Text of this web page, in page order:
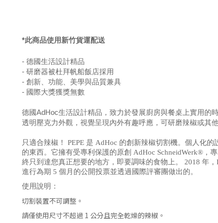
*此商品使用新竹貨運配送
- 德國生活設計精品
- 研磨器被杜拜帆船飯店採用
- 創新、功能、美學與品質兼具
- 國際大獎獲獎無數
德國AdHoc生活設計精品，致力於發展廚房與餐桌上實用的
透明壓克力外觀，視覺呈現內外有趣呼應，可研磨辣椒或其
只適合辣椒！ PEPE 是 AdHoc 的創新辣椒切割機。個人化
的東西。它擁有受專利保護的原創 AdHoc SchneidWerk®，
終只到達您真正想要的地方，即要調味的食物上。 2018 年
進行為期 5 個月的公開投票並透過國際評審團做出的。
使用說明：
切割裝置不可調整。
請僅使用尺寸不超過 1 公分且完全乾燥的辣椒。